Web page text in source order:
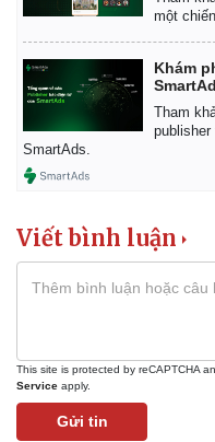
một
Khám
Tham
publisher
SmartAds.
Viết bình luận
This site is protected by reCAPTCHA
Service apply.
Gửi tin